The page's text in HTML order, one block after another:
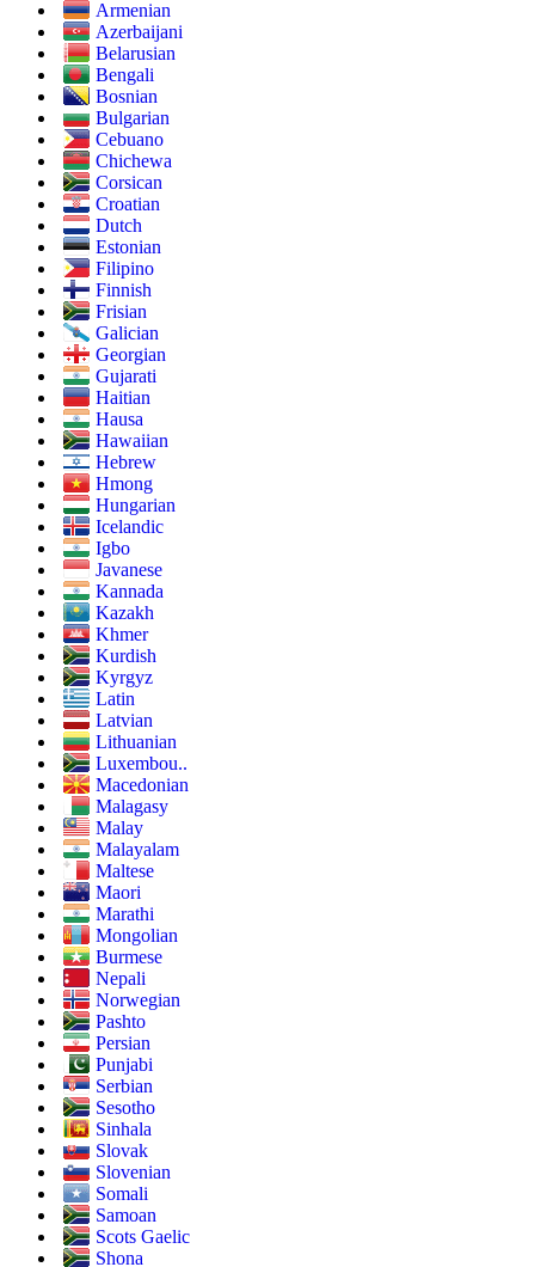
Armenian
Azerbaijani
Belarusian
Bengali
Bosnian
Bulgarian
Cebuano
Chichewa
Corsican
Croatian
Dutch
Estonian
Filipino
Finnish
Frisian
Galician
Georgian
Gujarati
Haitian
Hausa
Hawaiian
Hebrew
Hmong
Hungarian
Icelandic
Igbo
Javanese
Kannada
Kazakh
Khmer
Kurdish
Kyrgyz
Latin
Latvian
Lithuanian
Luxembou..
Macedonian
Malagasy
Malay
Malayalam
Maltese
Maori
Marathi
Mongolian
Burmese
Nepali
Norwegian
Pashto
Persian
Punjabi
Serbian
Sesotho
Sinhala
Slovak
Slovenian
Somali
Samoan
Scots Gaelic
Shona